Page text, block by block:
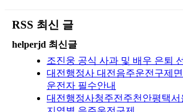
RSS 최신 글
helperjd 최신글
조진웅 공식 사과 및 배우 은퇴
대전행정사 대전음주운전구제
운전자 필수안내
대전행정사청주전주천안평택